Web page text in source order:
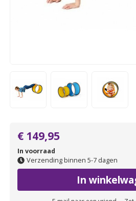
€ 149,95
In voorraad
Verzending binnen 5-7 dagen
In